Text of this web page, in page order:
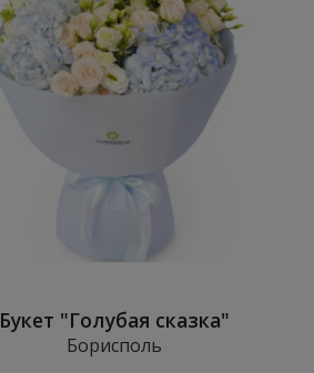
Букет "Голубая сказка"
Борисполь